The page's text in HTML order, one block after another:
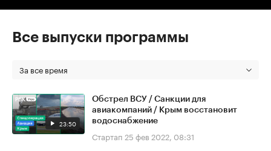
Все выпуски программы
За все время
23:50
Обстрел ВСУ / Санкции для
авиакомпаний / Крым восстановит
водоснабжение
Стартап 25 фев 2022, 08:31